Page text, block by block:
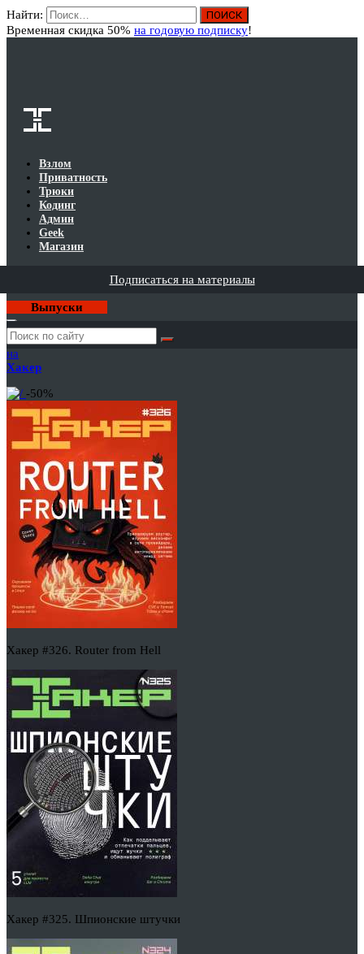
Найти:
Временная скидка 50% на годовую подписку!
Взлом
Приватность
Трюки
Кодинг
Админ
Geek
Магазин
Подписаться на материалы
Выпуски
Годовая
подписка
на
Хакер
-50%
Хакер #326. Router from Hell
Хакер #325. Шпионские штучки